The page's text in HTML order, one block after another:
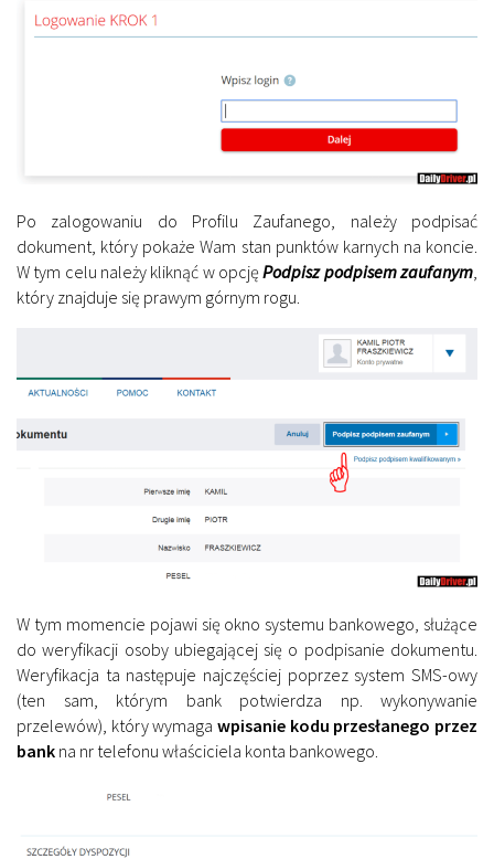
Po zalogowaniu do Profilu Zaufanego, należy podpisać
dokument, który pokaże Wam stan punktów karnych na koncie.
W tym celu należy kliknąć w opcjęPodpisz podpisem zaufanym,
który znajduje się prawym górnym rogu.
W tym momencie pojawi się okno systemu bankowego, służące
do weryfikacji osoby ubiegającej się o podpisanie dokumentu.
Weryfikacja ta następuje najczęściej poprzez system SMS-owy
(ten sam, którym bank potwierdza np. wykonywanie
przelewów), który wymaga wpisanie kodu przesłanego przez
bank na nr telefonu właściciela konta bankowego.